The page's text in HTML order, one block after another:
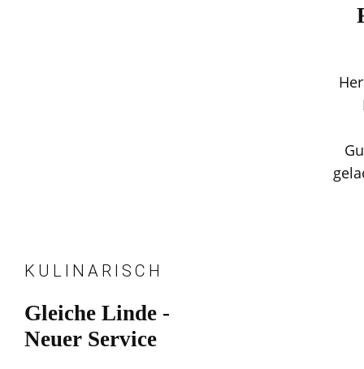
KULINARISCH
Gleiche Linde -
Neuer Service